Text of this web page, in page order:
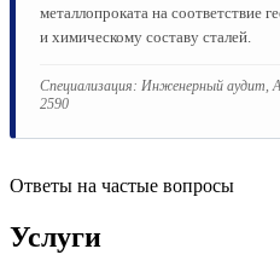
металлопроката на соответствие
и химическому составу сталей.
Специализация: Инженерный аудит,
2590
Ответы на частые вопросы
Услуги